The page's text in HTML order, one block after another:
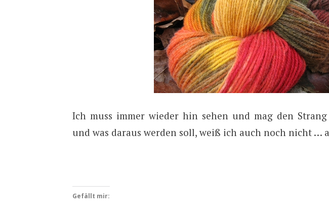
Ich muss immer wieder hin sehen und mag den
und was daraus werden soll, weiß ich auch noch nicht …
Gefällt mir: